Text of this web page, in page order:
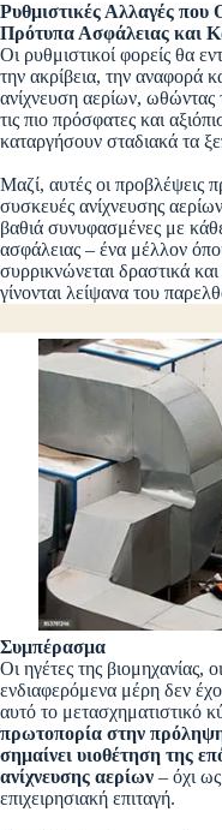
Ρυθμιστικές Αλλαγές
Πρότυπα Ασφάλειας και
Οι ρυθμιστικοί φορείς θα
την ακρίβεια, την αναφορά
ανίχνευση αερίων, ωθώντας
τις πιο πρόσφατες και
καταργήσουν σταδιακά τα
Μαζί, αυτές οι προβλέψεις
συσκευές ανίχνευσης
βαθιά συνυφασμένες με
ασφάλειας – ένα μέλλον
συρρικνώνεται δραστικά
γίνονται λείψανα του
Συμπέρασμα
Οι ηγέτες της βιομηχανίας,
ενδιαφερόμενα μέρη δεν
αυτό το μετασχηματιστικό
πρωτοπορία στην
σημαίνει υιοθέτηση της
ανίχνευσης αερίων – όχι
επιχειρησιακή επιταγή.